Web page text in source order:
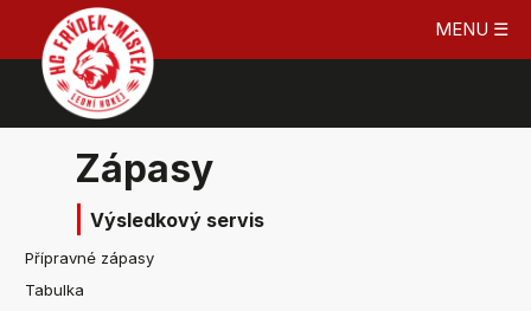
MENU ☰
Zápasy
Výsledkový servis
Přípravné zápasy
Tabulka